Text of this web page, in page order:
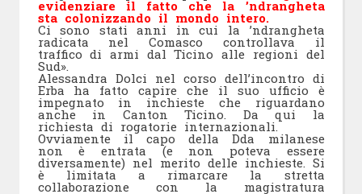
evidenziare il fatto che la ’ndrangheta
sta colonizzando il mondo intero.
Ci sono stati anni in cui la ’ndrangheta
radicata nel Comasco controllava il
traffico di armi dal Ticino alle regioni del
Sud».
Alessandra Dolci nel corso dell’incontro di
Erba ha fatto capire che il suo ufficio è
impegnato in inchieste che riguardano
anche in Canton Ticino. Da qui la
richiesta di rogatorie internazionali.
Ovviamente il capo della Dda milanese
non è entrata (e non poteva essere
diversamente) nel merito delle inchieste. Si
è limitata a rimarcare la stretta
collaborazione con la magistratura